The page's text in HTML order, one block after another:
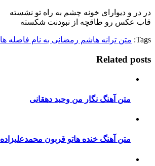
در در و دیوارای خونه چشم به راه تو نشسته
قاب عکس رو طاقچه از نبودنت شکسته
Tags: متن ترانه هاشم رمضانی به نام فاصله ها
Related posts
متن آهنگ نگار من وحید دهقانی
متن آهنگ خنده هاتو قربون محمدعلیزاده